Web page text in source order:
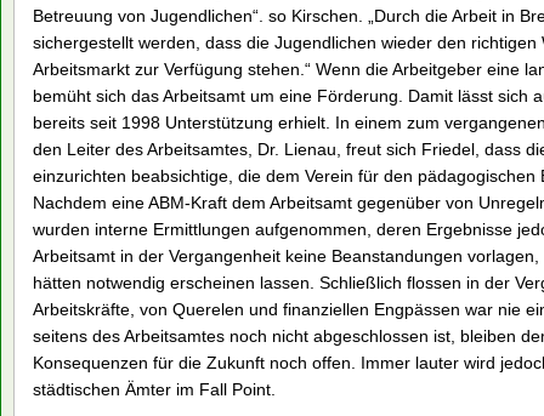
Betreuung von Jugendlichen“. so Kirschen. „Durch die Arbeit in
sichergestellt werden, dass die Jugendlichen wieder den
Arbeitsmarkt zur Verfügung stehen.“ Wenn die Arbeitgeber eine
bemüht sich das Arbeitsamt um eine Förderung. Damit lässt sich
bereits seit 1998 Unterstützung erhielt. In einem zum
den Leiter des Arbeitsamtes, Dr. Lienau, freut sich Friedel, dass
einzurichten beabsichtige, die dem Verein für den
Nachdem eine ABM-Kraft dem Arbeitsamt gegenüber von
wurden interne Ermittlungen aufgenommen, deren Ergebnisse
Arbeitsamt in der Vergangenheit keine Beanstandungen
hätten notwendig erscheinen lassen. Schließlich flossen in der
Arbeitskräfte, von Querelen und finanziellen Engpässen war nie
seitens des Arbeitsamtes noch nicht abgeschlossen ist, bleiben
Konsequenzen für die Zukunft noch offen. Immer lauter wird
städtischen Ämter im Fall Point.